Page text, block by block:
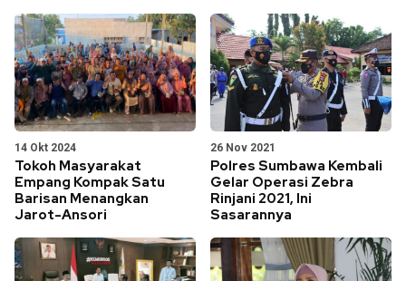
14 Okt 2024
Tokoh Masyarakat
Empang Kompak Satu
Barisan Menangkan
Jarot-Ansori
26 Nov 2021
Polres Sumbawa Kembali
Gelar Operasi Zebra
Rinjani 2021, Ini
Sasarannya